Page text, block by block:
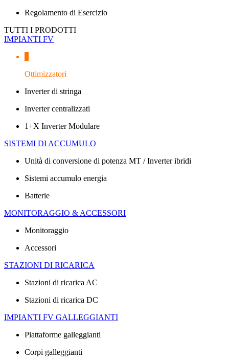
Regolamento di Esercizio
TUTTI I PRODOTTI
IMPIANTI FV
Ottimizzatori
Inverter di stringa
Inverter centralizzati
1+X Inverter Modulare
SISTEMI DI ACCUMULO
Unità di conversione di potenza MT / Inverter ibridi
Sistemi accumulo energia
Batterie
MONITORAGGIO & ACCESSORI
Monitoraggio
Accessori
STAZIONI DI RICARICA
Stazioni di ricarica AC
Stazioni di ricarica DC
IMPIANTI FV GALLEGGIANTI
Piattaforme galleggianti
Corpi galleggianti